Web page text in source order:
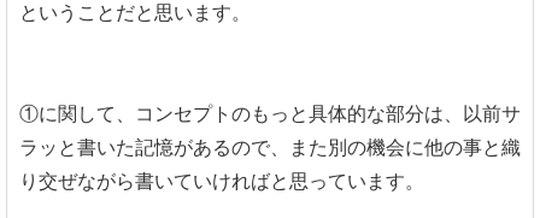
ということだと思います。
①に関して、コンセプトのもっと具体的な部分は、以前サ
ラッと書いた記憶があるので、また別の機会に他の事と織
り交ぜながら書いていければと思っています。